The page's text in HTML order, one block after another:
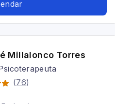
Millalonco Torres
(76)